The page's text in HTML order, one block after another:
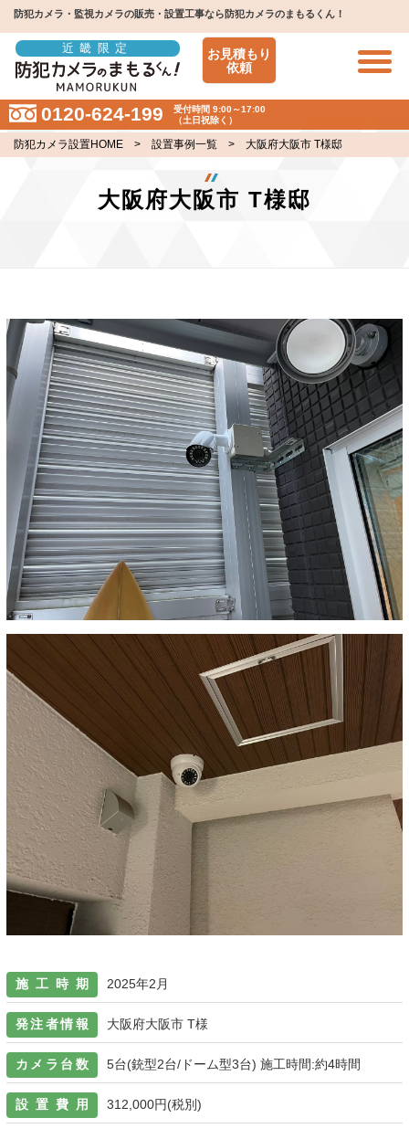
防犯カメラ・監視カメラの販売・設置工事なら防犯カメラのまもるくん！
近畿限定
お見積もり
依頼
0120-624-199
受付時間 9:00～17:00
（土日祝除く）
防犯カメラ設置HOME> 設置事例一覧> 大阪府大阪市 T様邸
大阪府大阪市 T様邸
施工時期 2025年2月
発注者情報 大阪府大阪市 T様
カメラ台数 5台(銃型2台/ドーム型3台) 施工時間:約4時間
設置費用 312,000円(税別)